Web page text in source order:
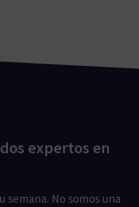
expertos en
semana. No somos una